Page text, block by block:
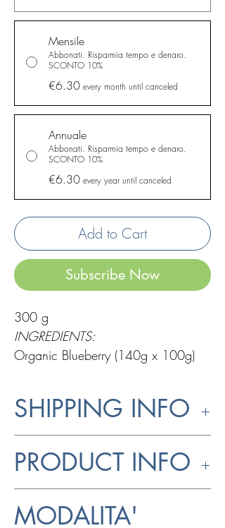
Mensile
Abbonati. Risparmia tempo e denaro.
SCONTO 10%
€6.30 every month until canceled
Annuale
Abbonati. Risparmia tempo e denaro.
SCONTO 10%
€6.30 every year until canceled
Add to Cart
Subscribe Now
300 g
INGREDIENTS:
Organic Blueberry (140g x 100g)
SHIPPING INFO
with shockproof bubble wrap and
packaging material makes it possible
PRODUCT INFO
834/07
Checked by CCPB srl IT
MODALITA'